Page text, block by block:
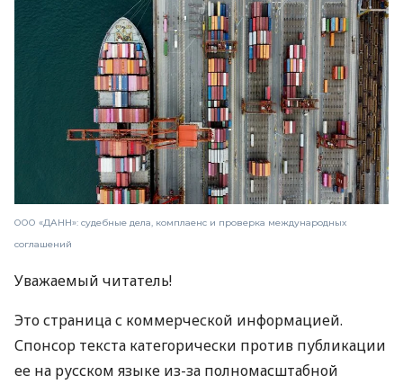
ООО «ДАНН»: судебные дела, комплаенс и проверка международных
соглашений
Уважаемый читатель!
Это страница с коммерческой информацией.
Спонсор текста категорически против публикации
ее на русском языке из-за полномасштабной